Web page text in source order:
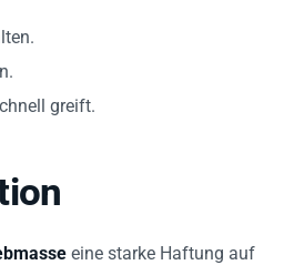
greift.
eine starke Haftung auf